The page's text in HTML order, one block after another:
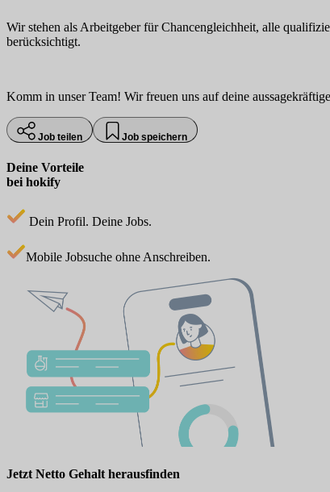
Wir stehen als Arbeitgeber für Chancengleichheit, alle
berücksichtigt.
Komm in unser Team! Wir freuen uns auf deine
Job teilen Job speichern
Deine Vorteile
bei hokify
Dein Profil. Deine Jobs.
Mobile Jobsuche ohne Anschreiben.
Jetzt Netto Gehalt herausfinden